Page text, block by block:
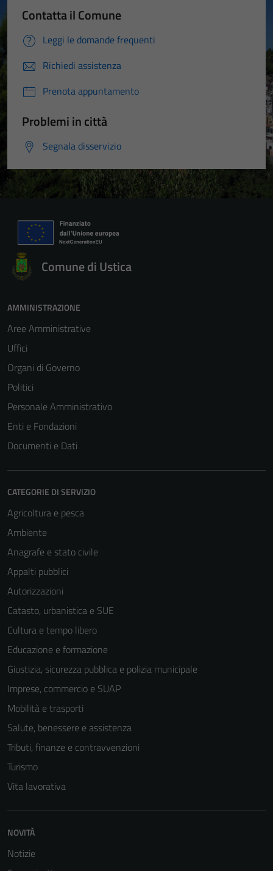
Contatta il Comune
Leggi le domande frequenti
Richiedi assistenza
Prenota appuntamento
Problemi in città
Segnala disservizio
Comune di Ustica
AMMINISTRAZIONE
Aree Amministrative
Uffici
Organi di Governo
Politici
Personale Amministrativo
Enti e Fondazioni
Documenti e Dati
CATEGORIE DI SERVIZIO
Agricoltura e pesca
Ambiente
Anagrafe e stato civile
Appalti pubblici
Autorizzazioni
Catasto, urbanistica e SUE
Cultura e tempo libero
Educazione e formazione
Giustizia, sicurezza pubblica e polizia municipale
Imprese, commercio e SUAP
Mobilità e trasporti
Salute, benessere e assistenza
Tributi, finanze e contravvenzioni
Turismo
Vita lavorativa
NOVITÀ
Notizie
non raccolgono